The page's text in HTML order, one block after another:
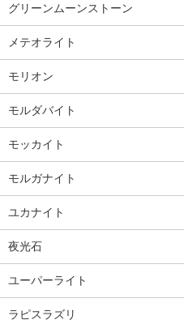
グリーンムーンストーン
メテオライト
モリオン
モルダバイト
モッカイト
モルガナイト
ユカナイト
夜光石
ユーパーライト
ラピスラズリ